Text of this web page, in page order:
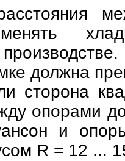
должна
опорами
и
R = 12 ...